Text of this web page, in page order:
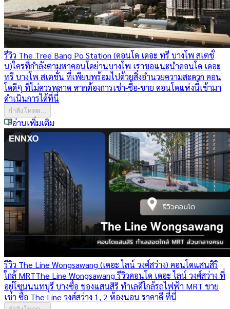
รีวิว The Tree Bang Po Station (คอนโด เดอะ ทรี บางโพ สเตชั่
น)ใครที่กำลังตามหาคอนโดย่านบางโพ เราขอแนะนำคอนโด เดอะ
ทรี บางโพ สเตชั่น ที่เพียบพร้อมไปด้วยสิ่งอำนวยความสะดวก คอน
โดดีๆ ที่ไม่ควรพลาด หากต้องการเช่า-ซื้อ-ขาย คอนโดแห่งนี้เข้ามา
ดำเนินการได้ที่นี่
กำลังโหลด...
อ่านเพิ่มเติม
รีวิว The Line Wongsawang (เดอะ ไลน์ วงศ์สว่าง) คอนโดแสนสิริ
ใกล้ MRTThe Line Wongsawang รีวิวคอนโด เดอะ ไลน์ วงศ์สว่าง ที่
อยู่โซนนนทบุรี บางซื่อ ของแสนสิริ ทำเลดีใกล้รถไฟฟ้า MRT ขาย
เช่า ซื้อ The Line วงศ์สว่าง 1, 2 ห้องนอน ราคาดี ที่นี่